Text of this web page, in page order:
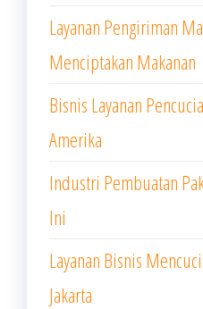
Layanan Pengiriman
Menciptakan Makanan
Bisnis Layanan
Amerika
Industri Pembuatan
Ini
Layanan Bisnis
Jakarta